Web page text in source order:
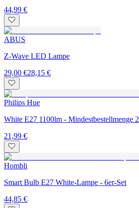
44,99 €
ABUS
Z-Wave LED Lampe
29,00 €28,15 €
Philips Hue
White E27 1100lm - Mindestbestellmenge 2
21,99 €
Hombli
Smart Bulb E27 White-Lampe - 6er-Set
44,85 €